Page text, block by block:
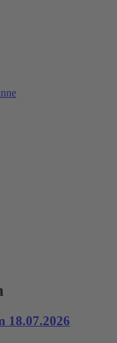
18.07.2026